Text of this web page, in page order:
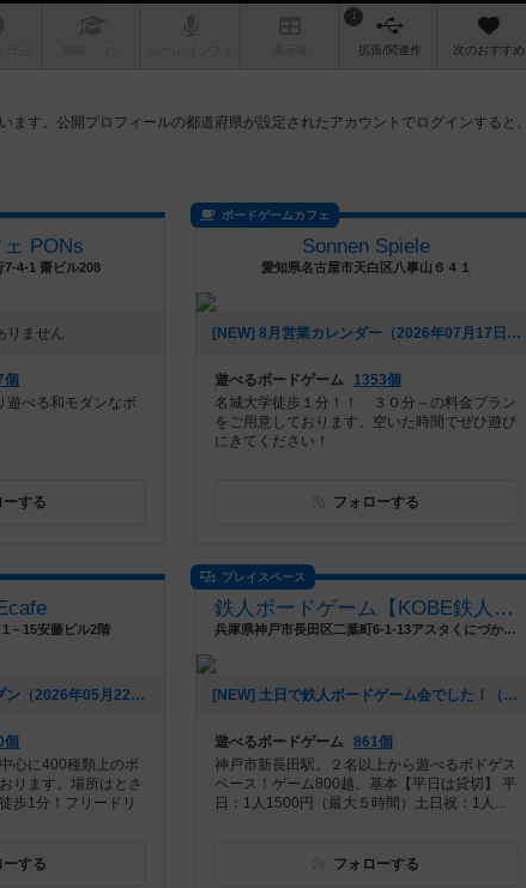
1
拡張/関連作 次のおすすめ
す。公開プロフィールの都道府県が設定されたアカウントでログインすると、
PONs
7-4-1 齋ビル208
りません
個
遊べる和モダンなボ
ーする
ボードゲームカフェ
Sonnen Spiele
愛知県名古屋市天白区八事山６４１
[NEW] 8月営業カレンダー（2026年07月17日 13時19分）
遊べるボードゲーム
1353個
名城大学徒歩１分！！ ３０分～の料金プラン
をご用意しております。空いた時間でぜひ遊び
にきてください！
フォローする
－15安藤ビル2階
[NEW] 6/7 カタンオープン（2026年05月22日 08時24分）
個
心に400種類上のボ
ります。場所はとさ
歩1分！フリードリ
ーする
プレイスペース
鉄人ボードゲーム【KOBE鉄人三国志ギャラリー】
兵庫県神戸市長田区二葉町6-1-13アスタくにづか6番館東棟1階
[NEW] 土日で鉄人ボードゲーム会でした！（2026年04月07日 21時31分）
遊べるボードゲーム 861個
神戸市新長田駅。２名以上から遊べるボドゲス
ペース！ゲーム800越。基本【平日は貸切】 平
日：1人1500円（最大５時間）土日祝：1人...
フォローする